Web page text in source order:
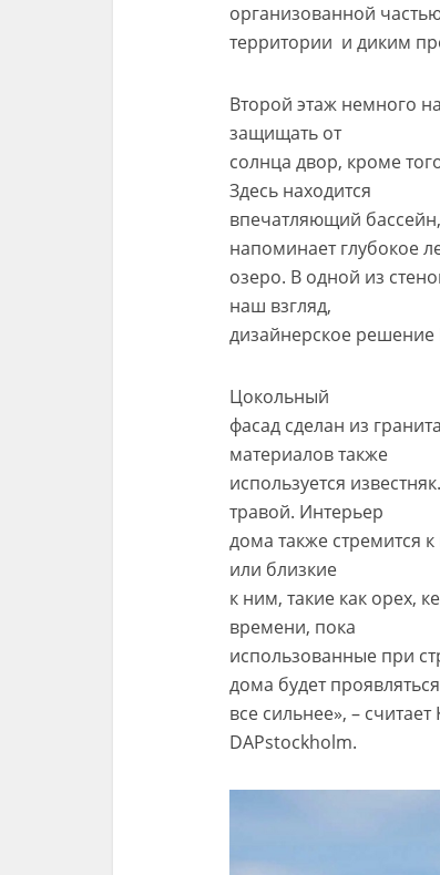
организованной
территории и диким
Второй этаж немного
защищать от
солнца двор, кроме
Здесь находится
впечатляющий
напоминает глубокое
озеро. В одной из
наш взгляд,
дизайнерское решение
Цокольный
фасад сделан из
материалов также
используется
травой. Интерьер
дома также стремится
или близкие
к ним, такие как орех,
времени, пока
использованные при
дома будет проявляться
все сильнее», –
DAPstockholm.